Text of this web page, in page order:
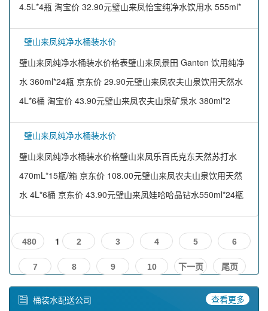
4.5L*4瓶 淘宝价 32.90元璧山来凤怡宝纯净水饮用水 555ml*
璧山来凤纯净水桶装水价
璧山来凤纯净水桶装水价格表璧山来凤景田 Ganten 饮用纯净
水 360ml*24瓶 京东价 29.90元璧山来凤农夫山泉饮用天然水
4L*6桶 淘宝价 43.90元璧山来凤农夫山泉矿泉水 380ml*2
璧山来凤纯净水桶装水价
璧山来凤纯净水桶装水价格璧山来凤乐百氏克东天然苏打水
470mL*15瓶/箱 京东价 108.00元璧山来凤农夫山泉饮用天然
水 4L*6桶 京东价 43.90元璧山来凤娃哈哈晶钻水550ml*24瓶
480 1 2 3 4 5 6
7 8 9 10 下一页 尾页
桶装水配送公司 查看更多